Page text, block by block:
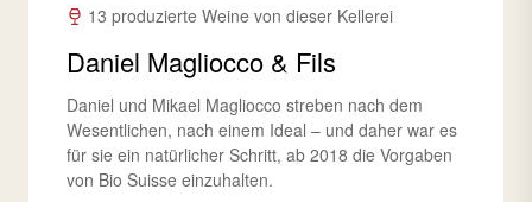
13 produzierte Weine von dieser Kellerei
Daniel Magliocco & Fils
Daniel und Mikael Magliocco streben nach dem
Wesentlichen, nach einem Ideal – und daher war es
für sie ein natürlicher Schritt, ab 2018 die Vorgaben
von Bio Suisse einzuhalten.